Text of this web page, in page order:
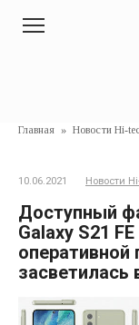
Главная » Новости Hi-
10.06.2021 Новости
Доступный
Galaxy S21
засветилась